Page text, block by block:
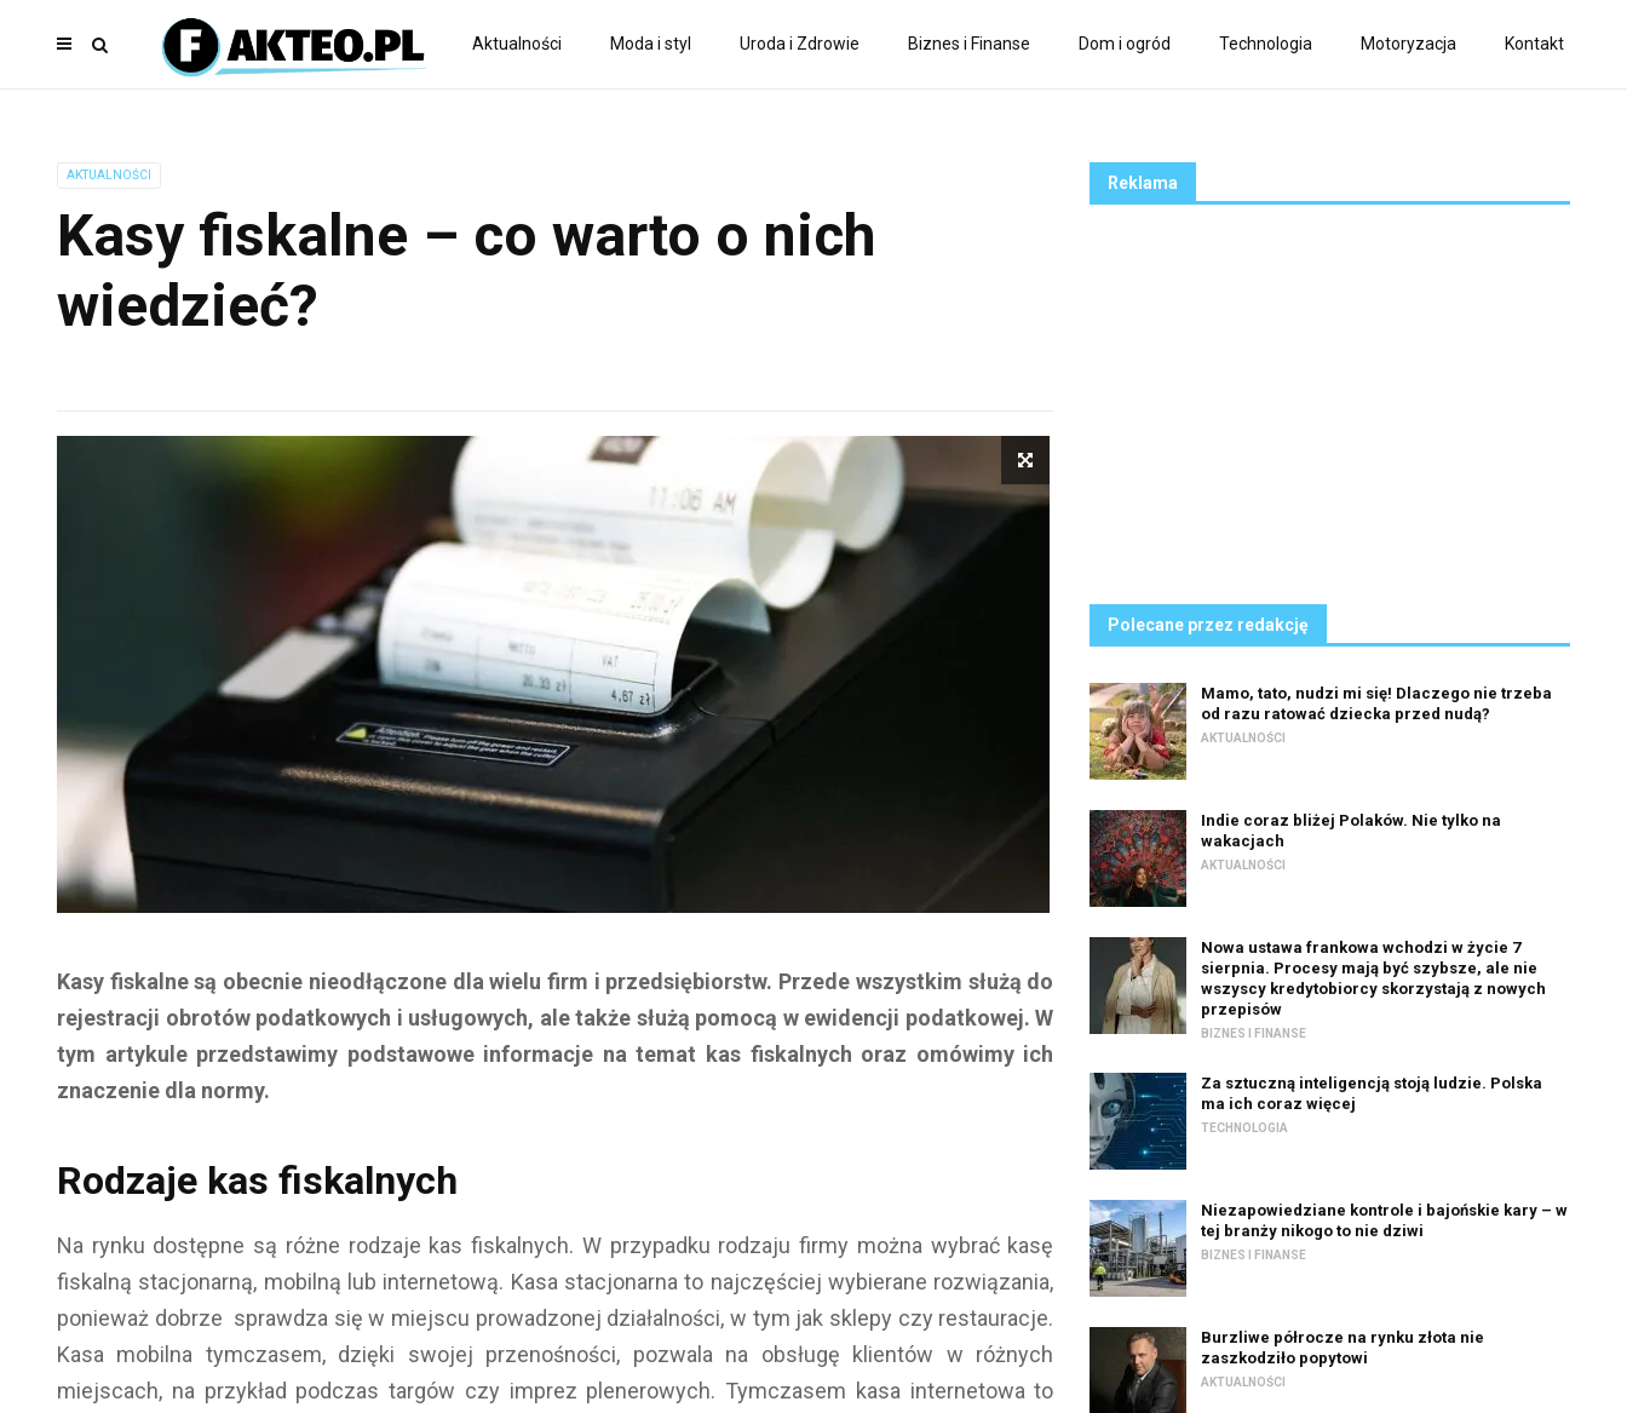
Aktualności Moda i styl Uroda i Zdrowie Biznes i Finanse Dom i ogród Technologia Motoryzacja Kontakt
AKTUALNOŚCI
Kasy fiskalne – co warto o nich
wiedzieć?
Kasy fiskalne są obecnie nieodłączone dla wielu firm i przedsiębiorstw. Przede wszystkim służą do
rejestracji obrotów podatkowych i usługowych, ale także służą pomocą w ewidencji podatkowej. W
tym artykule przedstawimy podstawowe informacje na temat kas fiskalnych oraz omówimy ich
znaczenie dla normy.
Rodzaje kas fiskalnych
Na rynku dostępne są różne rodzaje kas fiskalnych. W przypadku rodzaju firmy można wybrać kasę
fiskalną stacjonarną, mobilną lub internetową. Kasa stacjonarna to najczęściej wybierane rozwiązania,
ponieważ dobrze sprawdza się w miejscu prowadzonej działalności, w tym jak sklepy czy restauracje.
Kasa mobilna tymczasem, dzięki swojej przenośności, pozwala na obsługę klientów w różnych
miejscach, na przykład podczas targów czy imprez plenerowych. Tymczasem kasa internetowa to
Reklama
Polecane przez redakcję
Mamo, tato, nudzi mi się! Dlaczego nie trzeba
od razu ratować dziecka przed nudą?
AKTUALNOŚCI
Indie coraz bliżej Polaków. Nie tylko na
wakacjach
AKTUALNOŚCI
Nowa ustawa frankowa wchodzi w życie 7
sierpnia. Procesy mają być szybsze, ale nie
wszyscy kredytobiorcy skorzystają z nowych
przepisów
BIZNES I FINANSE
Za sztuczną inteligencją stoją ludzie. Polska
ma ich coraz więcej
TECHNOLOGIA
Niezapowiedziane kontrole i bajońskie kary – w
tej branży nikogo to nie dziwi
BIZNES I FINANSE
Burzliwe półrocze na rynku złota nie
zaszkodziło popytowi
AKTUALNOŚCI